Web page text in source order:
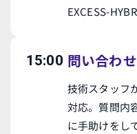
EXCESS-
15:00 問い合わ
技術スタッフ
対応。質問内
に手助けをし